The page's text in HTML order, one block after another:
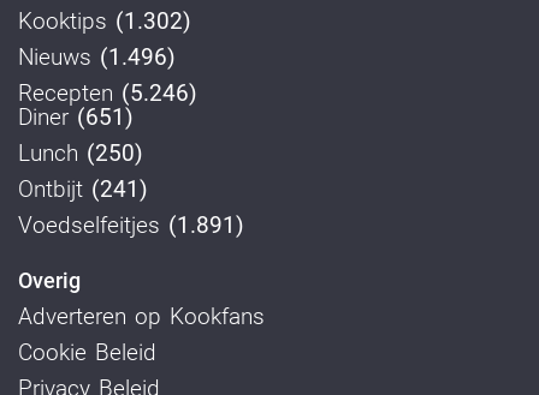
Kooktips (1.302)
Nieuws (1.496)
Recepten (5.246)
Diner (651)
Lunch (250)
Ontbijt (241)
Voedselfeitjes (1.891)
Overig
Adverteren op Kookfans
Cookie Beleid
Privacy Beleid